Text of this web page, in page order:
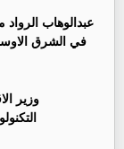
عبدالوهاب الرواد
في الشرق
وزير